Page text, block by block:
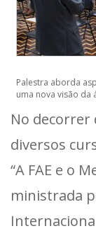
Palestra aborda
uma nova visão da
No decorrer
diversos
“A FAE e o
ministrada